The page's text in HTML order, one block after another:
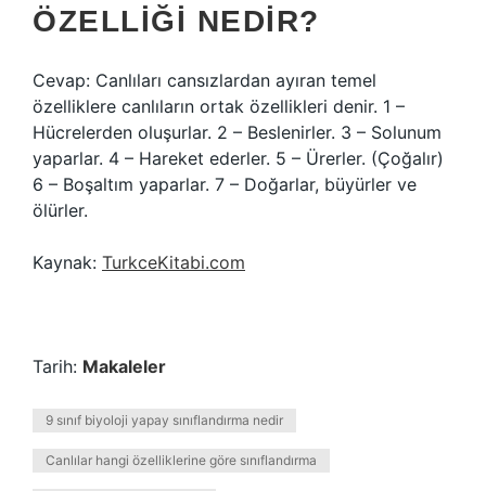
ÖZELLIĞI NEDIR?
Cevap: Canlıları cansızlardan ayıran temel
özelliklere canlıların ortak özellikleri denir. 1 –
Hücrelerden oluşurlar. 2 – Beslenirler. 3 – Solunum
yaparlar. 4 – Hareket ederler. 5 – Ürerler. (Çoğalır)
6 – Boşaltım yaparlar. 7 – Doğarlar, büyürler ve
ölürler.
Kaynak: TurkceKitabi.com
Tarih: Makaleler
9 sınıf biyoloji yapay sınıflandırma nedir
Canlılar hangi özelliklerine göre sınıflandırma